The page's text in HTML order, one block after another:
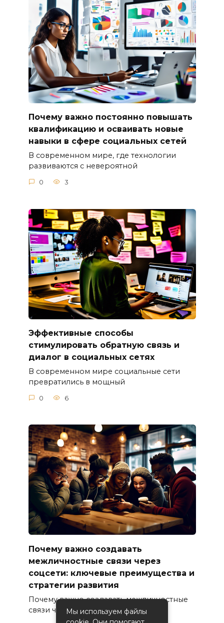
Почему важно постоянно повышать
квалификацию и осваивать новые
навыки в сфере социальных сетей
В современном мире, где технологии
развиваются с невероятной
0 3
Эффективные способы
стимулировать обратную связь и
диалог в социальных сетях
В современном мире социальные сети
превратились в мощный
0 6
Почему важно создавать
межличностные связи через
соцсети: ключевые преимущества и
стратегии развития
Почему важно создавать межличностные
связи через соцсети
Мы используем файлы